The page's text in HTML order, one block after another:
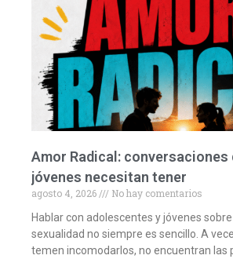
Amor Radical: conversaciones
jóvenes necesitan tener
agosto 4, 2026
No hay comentarios
Hablar con adolescentes y jóvenes
sexualidad no siempre es sencillo. A
temen incomodarlos, no encuentran las